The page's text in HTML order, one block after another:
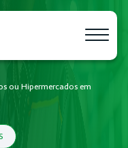
ou Hipermercados em